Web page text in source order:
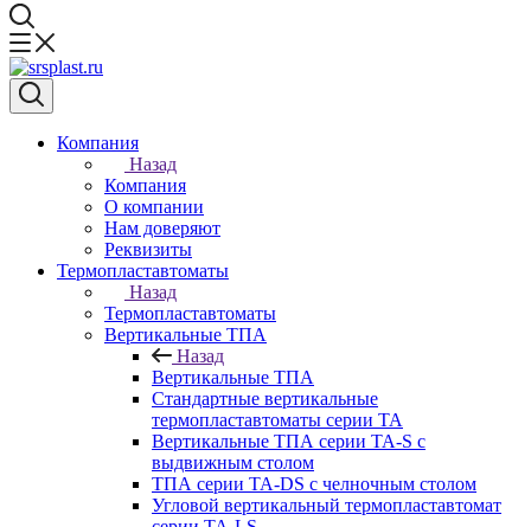
Компания
Назад
Компания
О компании
Нам доверяют
Реквизиты
Термопластавтоматы
Назад
Термопластавтоматы
Вертикальные ТПА
Назад
Вертикальные ТПА
Стандартные вертикальные
термопластавтоматы серии ТА
Вертикальные ТПА серии ТА-S с
выдвижным столом
ТПА серии ТА-DS с челночным столом
Угловой вертикальный термопластавтомат